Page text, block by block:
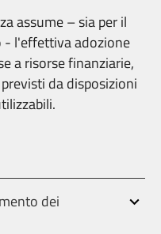
assume – sia per il
- l'effettiva adozione
a risorse finanziarie,
da disposizioni
dei